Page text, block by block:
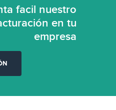
facil nuestro
en tu
empresa